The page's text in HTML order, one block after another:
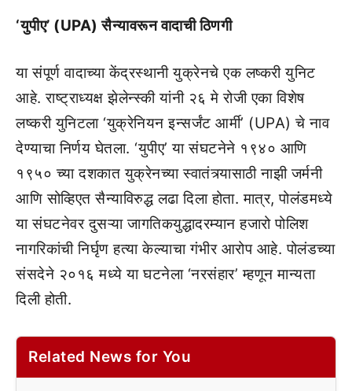
‘युपीए’ (UPA) सैन्यावरून वादाची ठिणगी
या संपूर्ण वादाच्या केंद्रस्थानी युक्रेनचे एक लष्करी युनिट
आहे. राष्ट्राध्यक्ष झेलेन्स्की यांनी २६ मे रोजी एका विशेष
लष्करी युनिटला ‘युक्रेनियन इन्सर्जंट आर्मी’ (UPA) चे नाव
देण्याचा निर्णय घेतला. ‘युपीए’ या संघटनेने १९४० आणि
१९५० च्या दशकात युक्रेनच्या स्वातंत्र्यासाठी नाझी जर्मनी
आणि सोव्हिएत सैन्याविरुद्ध लढा दिला होता. मात्र, पोलंडमध्ये
या संघटनेवर दुसऱ्या जागतिकयुद्धादरम्यान हजारो पोलिश
नागरिकांची निर्घृण हत्या केल्याचा गंभीर आरोप आहे. पोलंडच्या
संसदेने २०१६ मध्ये या घटनेला ‘नरसंहार’ म्हणून मान्यता
दिली होती.
Related News for You